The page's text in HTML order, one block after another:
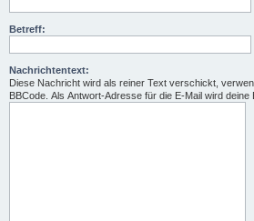
Betreff:
Nachrichtentext:
Diese Nachricht wird als reiner Text verschickt,
BBCode. Als Antwort-Adresse für die E-Mail wird deine